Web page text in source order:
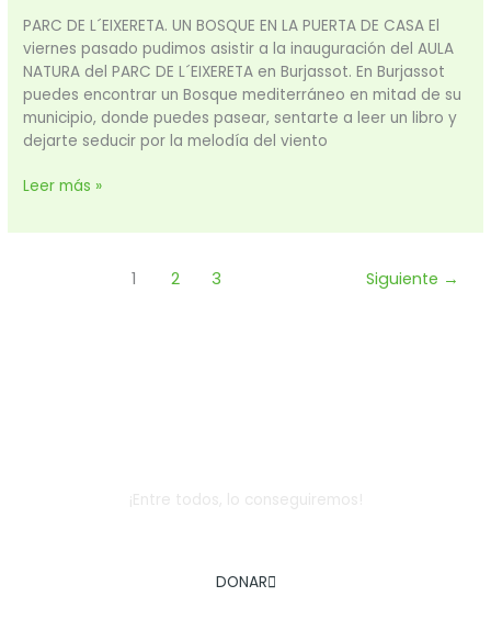
PARC DE L´EIXERETA. UN BOSQUE EN LA PUERTA DE CASA El
viernes pasado pudimos asistir a la inauguración del AULA
NATURA del PARC DE L´EIXERETA en Burjassot. En Burjassot
puedes encontrar un Bosque mediterráneo en mitad de su
municipio, donde puedes pasear, sentarte a leer un libro y
dejarte seducir por la melodía del viento
DE
CASA
Leer más »
1 2 3 Siguiente →
¡Entre todos, lo conseguiremos!
DONAR